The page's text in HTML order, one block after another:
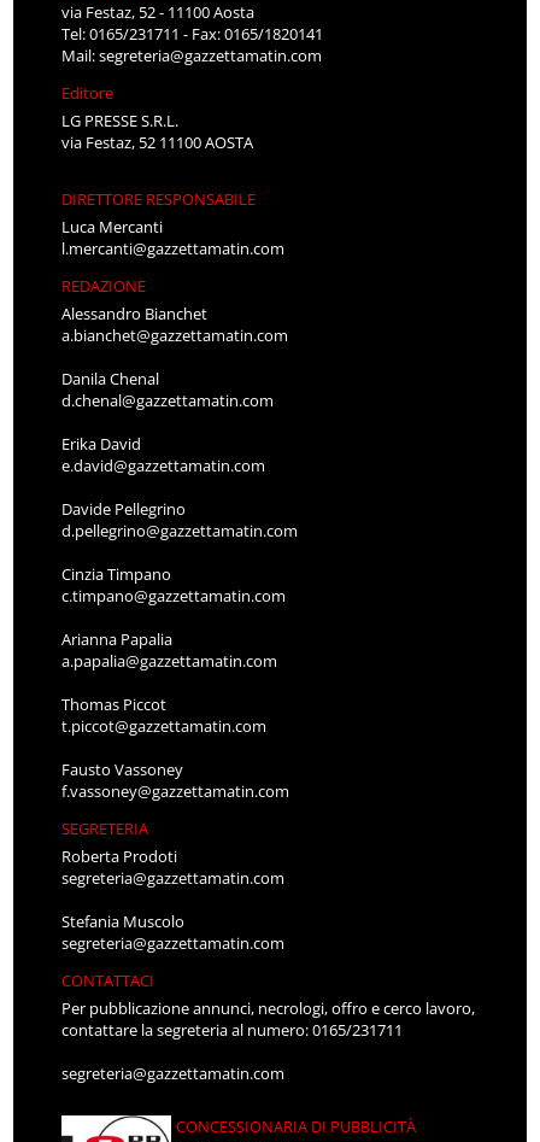
via Festaz, 52 - 11100 Aosta
Tel: 0165/231711 - Fax: 0165/1820141
Mail:segreteria@gazzettamatin.com
Editore
LG PRESSE S.R.L.
via Festaz, 52 11100 AOSTA
DIRETTORE RESPONSABILE
Luca Mercanti
l.mercanti@gazzettamatin.com
REDAZIONE
Alessandro Bianchet
a.bianchet@gazzettamatin.com
Danila Chenal
d.chenal@gazzettamatin.com
Erika David
e.david@gazzettamatin.com
Davide Pellegrino
d.pellegrino@gazzettamatin.com
Cinzia Timpano
c.timpano@gazzettamatin.com
Arianna Papalia
a.papalia@gazzettamatin.com
Thomas Piccot
t.piccot@gazzettamatin.com
Fausto Vassoney
f.vassoney@gazzettamatin.com
SEGRETERIA
Roberta Prodoti
segreteria@gazzettamatin.com
Stefania Muscolo
segreteria@gazzettamatin.com
CONTATTACI
Per pubblicazione annunci, necrologi, offro e cerco lavoro,
contattare la segreteria al numero: 0165/231711
segreteria@gazzettamatin.com
CONCESSIONARIA DI PUBBLICITÀ